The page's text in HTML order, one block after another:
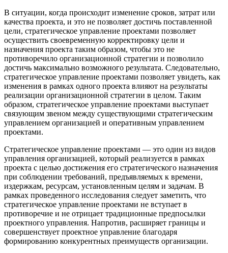
В ситуации, когда происходит изменение сроков, затрат или
качества проекта, и это не позволяет достичь поставленной
цели, стратегическое управление проектами позволяет
осуществить своевременную корректировку цели и
назначения проекта таким образом, чтобы это не
противоречило организационной стратегии и позволило
достичь максимально возможного результата. Следовательно,
стратегическое управление проектами позволяет увидеть, как
изменения в рамках одного проекта влияют на результаты
реализации организационной стратегии в целом. Таким
образом, стратегическое управление проектами выступает
связующим звеном между существующими стратегическим
управлением организацией и оперативным управлением
проектами.
Стратегическое управление проектами — это один из видов
управления организацией, который реализуется в рамках
проекта с целью достижения его стратегического назначения
при соблюдении требований, предъявляемых к времени,
издержкам, ресурсам, установленным целям и задачам. В
рамках проведенного исследования следует заметить, что
стратегическое управление проектами не вступает в
противоречие и не отрицает традиционные предпосылки
проектного управления. Напротив, расширяет границы и
совершенствует проектное управление благодаря
формированию конкурентных преимуществ организации.